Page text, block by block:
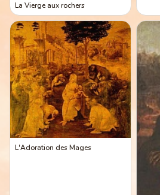
La Vierge aux rochers
L'Adoration des Mages